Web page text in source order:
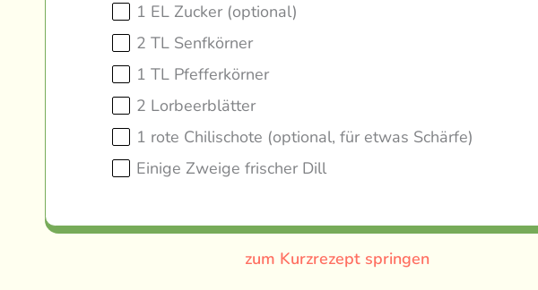
1 EL Zucker (optional)
2 TL Senfkörner
1 TL Pfefferkörner
2 Lorbeerblätter
1 rote Chilischote (optional, für etwas Schärfe)
Einige Zweige frischer Dill
zum Kurzrezept springen